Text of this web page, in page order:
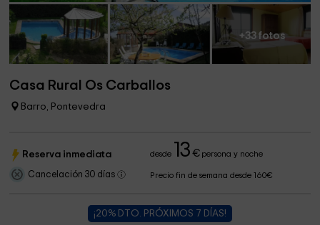
+33 fotos
Casa Rural Os Carballos
Barro, Pontevedra
Reserva inmediata desde 13 €persona y noche
Cancelación 30 días Precio fin de semana desde 160€
¡20% DTO. PRÓXIMOS 7 DÍAS!